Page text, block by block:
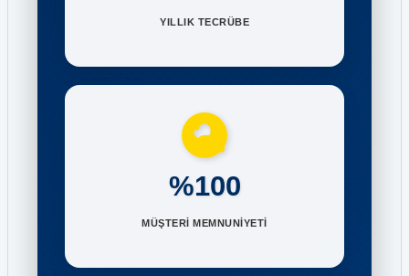
YILLIK TECRÜBE
%100
MÜŞTERİ MEMNUNİYETİ